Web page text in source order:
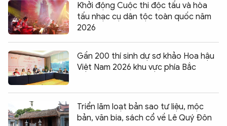
Khởi động Cuộc thi độc tấu và hòa
tấu nhạc cụ dân tộc toàn quốc năm
2026
Gần 200 thí sinh dự sơ khảo Hoa hậu
Việt Nam 2026 khu vực phía Bắc
Triển lãm loạt bản sao tư liệu, mộc
bản, văn bia, sách cổ về Lê Quý Đôn